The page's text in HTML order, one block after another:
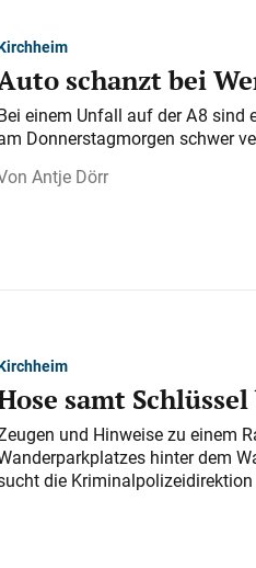
schanzt bei
einem Unfall auf der A 8
Donnerstagmorgen schwer
Antje Dörr
samt
und Hinweise zu einem
hinter dem
die Kriminalpolizeidirektion